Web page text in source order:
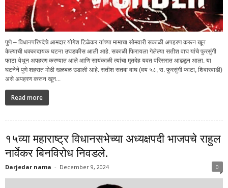
पुणे – विधानपरिषदेचे आमदार योगेश टिळेकर यांच्या मामाचा सोमवारी सकाळी अपहरण करून खून
केल्याची धक्कादायक घटना उघडकीस आली आहे. सकाळी फिरायला गेलेल्या सतीश वाघ यांचे फुरसुंगी
फाटा येथून अपहरण करण्यात आले आणि सायंकाळी त्यांचा मृतदेह यवत परिसरात आढळून आला. या
घटनेने पुणे शहरात मोठी खळबळ उडाली आहे. सतीश सतबा वाघ (वय ५८, रा. फुरसुंगी फाटा, शिवारवाडी)
असे अपहरण करून खून...
Read more
१५व्या महाराष्ट्र विधानसभेच्या अध्यक्षपदी भाजपचे राहुल
नार्वेकर बिनविरोध निवडले.
Darjedar nama - December 9, 2024 0